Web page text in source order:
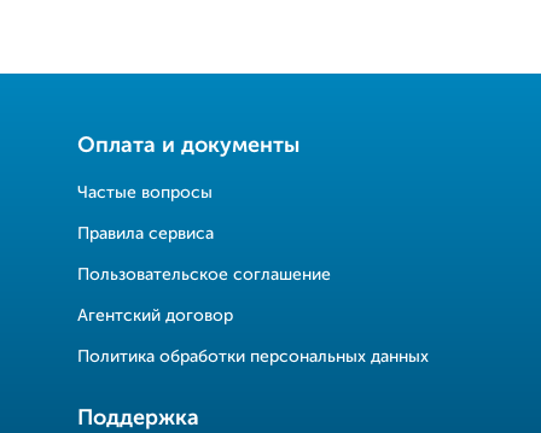
Оплата и документы
Частые вопросы
Правила сервиса
Пользовательское соглашение
Агентский договор
Политика обработки персональных данных
Поддержка